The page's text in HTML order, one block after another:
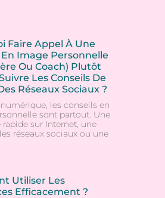
Faire Appel À Une
Image Personnelle
Ou Coach) Plutôt
Les Conseils De
Réseaux Sociaux ?
numérique, les conseils en
sont partout. Une
rapide sur Internet, une
réseaux sociaux ou une
Utiliser Les
Efficacement ?